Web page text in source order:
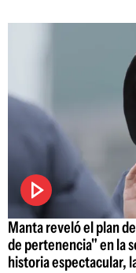
Manta reveló el plan
de pertenencia" en la
historia espectacular,